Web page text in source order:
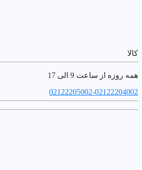
کالا
همه روزه از ساعت 9 الی 17
02122205002-02122204002